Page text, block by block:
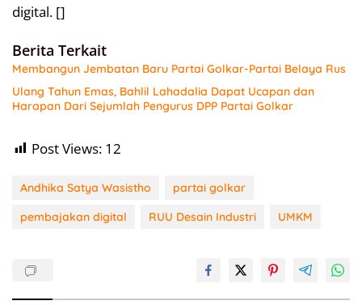
digital. []
Berita Terkait
Membangun Jembatan Baru Partai Golkar-Partai Belaya Rus
Ulang Tahun Emas, Bahlil Lahadalia Dapat Ucapan dan
Harapan Dari Sejumlah Pengurus DPP Partai Golkar
Post Views: 12
Andhika Satya Wasistho
partai golkar
pembajakan digital
RUU Desain Industri UMKM